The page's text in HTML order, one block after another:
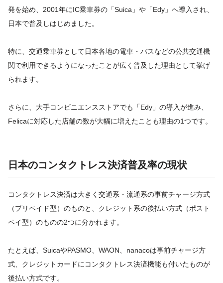
発を始め、2001年にIC乗車券の「Suica」や「Edy」へ導入され、
日本で普及しはじめました。
特に、交通乗車券として日本各地の電車・バスなどの公共交通機
関で利用できるようになったことが広く普及した理由として挙げ
られます。
さらに、大手コンビニエンスストアでも「Edy」の導入が進み、
Felicaに対応した店舗の数が大幅に増えたことも理由の1つです。
日本のコンタクトレス決済普及率の現状
コンタクトレス決済は大きく交通系・流通系の事前チャージ方式
（プリペイド型）のものと、クレジット系の後払い方式（ポスト
ペイ型）のものの2つに分かれます。
たとえば、SuicaやPASMO、WAON、nanacoは事前チャージ方
式、クレジットカードにコンタクトレス決済機能も付いたものが
後払い方式です。